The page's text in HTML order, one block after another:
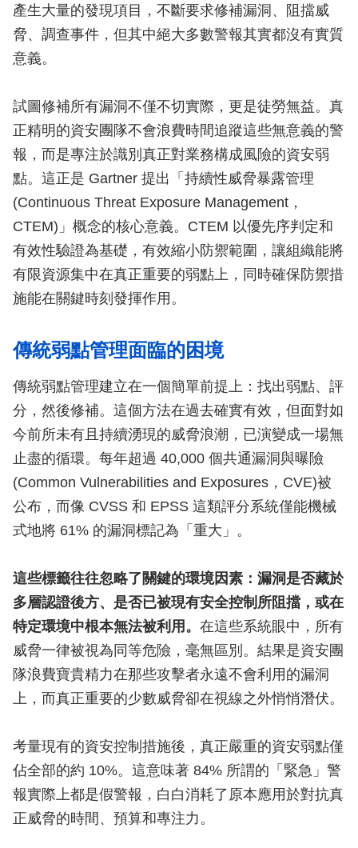
產生大量的發現項目，不斷要求修補漏洞、阻擋威
脅、調查事件，但其中絕大多數警報其實都沒有實質
意義。
試圖修補所有漏洞不僅不切實際，更是徒勞無益。真
正精明的資安團隊不會浪費時間追蹤這些無意義的警
報，而是專注於識別真正對業務構成風險的資安弱
點。這正是 Gartner 提出「持續性威脅暴露管理
(Continuous Threat Exposure Management，
CTEM)」概念的核心意義。CTEM 以優先序判定和
有效性驗證為基礎，有效縮小防禦範圍，讓組織能將
有限資源集中在真正重要的弱點上，同時確保防禦措
施能在關鍵時刻發揮作用。
傳統弱點管理面臨的困境
傳統弱點管理建立在一個簡單前提上：找出弱點、評
分，然後修補。這個方法在過去確實有效，但面對如
今前所未有且持續湧現的威脅浪潮，已演變成一場無
止盡的循環。每年超過 40,000 個共通漏洞與曝險
(Common Vulnerabilities and Exposures，CVE)被
公布，而像 CVSS 和 EPSS 這類評分系統僅能機械
式地將 61% 的漏洞標記為「重大」。
這些標籤往往忽略了關鍵的環境因素：漏洞是否藏於
多層認證後方、是否已被現有安全控制所阻擋，或在
特定環境中根本無法被利用。 在這些系統眼中，所有
威脅一律被視為同等危險，毫無區別。結果是資安團
隊浪費寶貴精力在那些攻擊者永遠不會利用的漏洞
上，而真正重要的少數威脅卻在視線之外悄悄潛伏。
考量現有的資安控制措施後，真正嚴重的資安弱點僅
佔全部的約 10%。這意味著 84% 所謂的「緊急」警
報實際上都是假警報，白白消耗了原本應用於對抗真
正威脅的時間、預算和專注力。